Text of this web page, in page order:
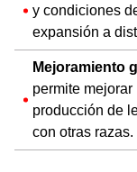
y condiciones
expansión a
Mejoramiento
permite
producción de
con otras razas.